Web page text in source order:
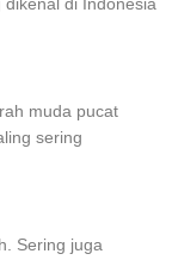
di Indonesia
muda pucat
sering
Sering juga